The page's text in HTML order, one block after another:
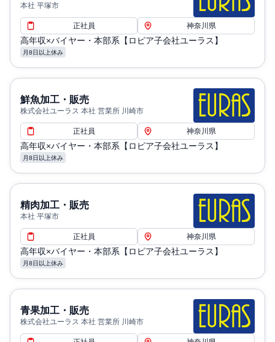
本社 平塚市
正社員 神奈川県
高年収×バイヤー・本部系【ロピア子会社ユーラス】
月8日以上休み
鮮魚加工・販売
株式会社ユーラス 本社 営業所 川崎市
正社員 神奈川県
高年収×バイヤー・本部系【ロピア子会社ユーラス】
月8日以上休み
精肉加工・販売
本社 平塚市
正社員 神奈川県
高年収×バイヤー・本部系【ロピア子会社ユーラス】
月8日以上休み
青果加工・販売
株式会社ユーラス 本社 営業所 川崎市